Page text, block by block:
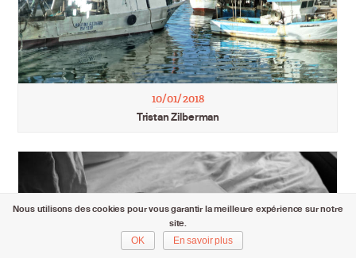
10/01/2018
Tristan Zilberman
Nous utilisons des cookies pour vous garantir la meilleure expérience sur notre
site.
OK
En savoir plus